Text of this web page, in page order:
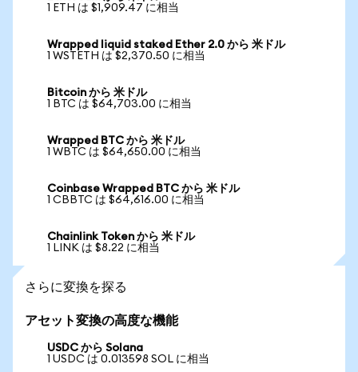
1 ETH は $1,909.47 に相当
Wrapped liquid staked Ether 2.0 から 米ドル
1 WSTETH は $2,370.50 に相当
Bitcoin から 米ドル
1 BTC は $64,703.00 に相当
Wrapped BTC から 米ドル
1 WBTC は $64,650.00 に相当
Coinbase Wrapped BTC から 米ドル
1 CBBTC は $64,616.00 に相当
Chainlink Token から 米ドル
1 LINK は $8.22 に相当
さらに変換を探る
アセット変換の高度な機能
USDC から Solana
1 USDC は 0.013598 SOL に相当